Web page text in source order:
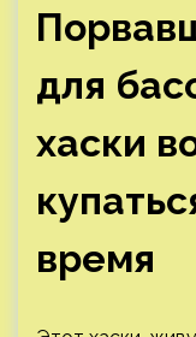
для
хаски
время